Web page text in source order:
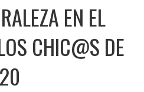
EN EL
CHIC@S DE